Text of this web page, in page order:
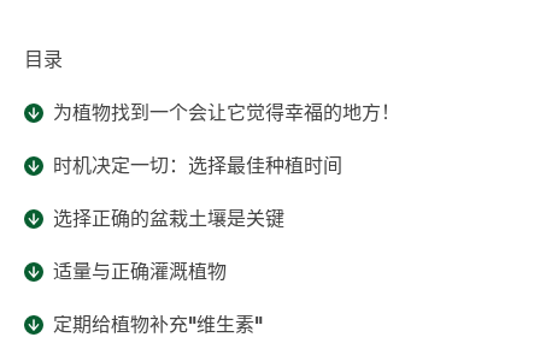
目录
为植物找到一个会让它觉得幸福的地方！
时机决定一切：选择最佳种植时间
选择正确的盆栽土壤是关键
适量与正确灌溉植物
定期给植物补充"维生素"